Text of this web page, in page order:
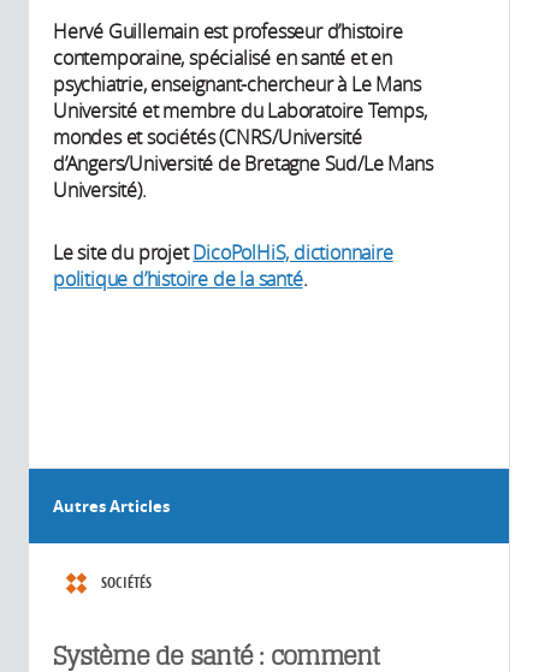
Hervé Guillemain est professeur d’histoire
contemporaine, spécialisé en santé et en
psychiatrie, enseignant-chercheur à Le Mans
Université et membre du Laboratoire Temps,
mondes et sociétés (CNRS/Université
d’Angers/Université de Bretagne Sud/Le Mans
Université).
Le site du projetDicoPolHiS, dictionnaire
politique d’histoire de la santé.
Autres Articles
SOCIÉTÉS
Système de santé : comment